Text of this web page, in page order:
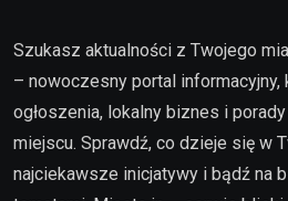
Szukasz aktualności z Twojego
– nowoczesny portal informacyjny,
ogłoszenia, lokalny biznes i
miejscu. Sprawdź, co dzieje się w
najciekawsze inicjatywy i bądź na